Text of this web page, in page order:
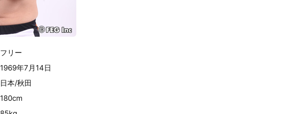
フリー
1969年7月14日
日本/秋田
180cm